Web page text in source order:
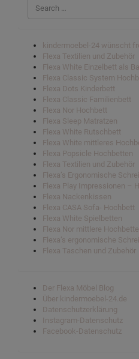
nach:
kindermoebel-24 wünscht
Flexa Textilien und Zubehör
Flexa White Einzelbett als
Flexa Classic System
Flexa Dots Kinderbett
Flexa Classic Familienbett
Flexa Nor Hochbett
Flexa Sleep Matratzen
Flexa White Rutschbett
Flexa White mittleres
Flexa Popsicle Hochbetten
Flexa Textilien und Zubehör
Flexa’s Ergonomische
Flexa Play Impressionen –
Flexa Nackenkissen
Flexa CASA Sofa- Hochbett
Flexa White Spielbetten
Flexa Nor mittlere
Flexa’s ergonomische
Flexa Taschen und Zubehör
Der Flexa Möbel Blog
Über kindermoebel-24.de
Datenschutzerklärung
Instagram-Datenschutz
Facebook-Datenschutz